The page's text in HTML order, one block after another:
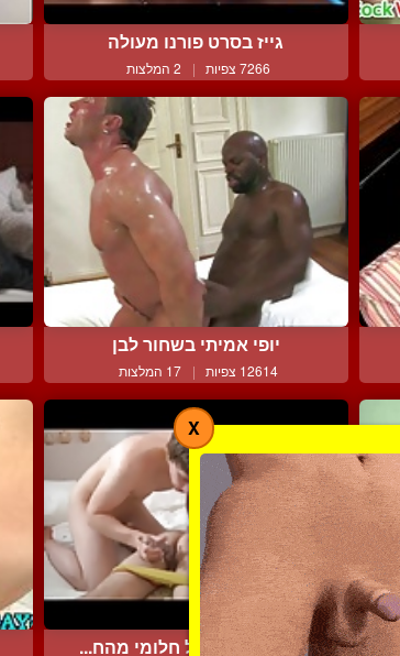
גייז בסרט פורנו מעולה
7266 צפיות | 2 המלצות
יופי אמיתי בשחור לבן
12614 צפיות | 17 המלצות
הוא מקבל טיפול חלומי מהח...
X